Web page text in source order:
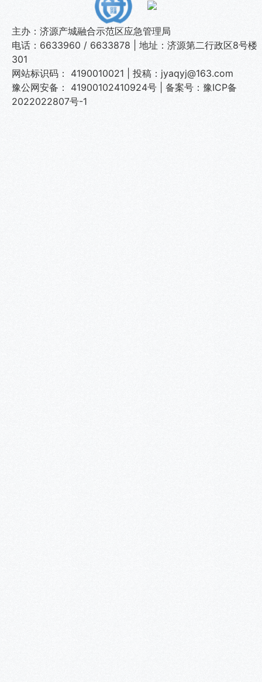
主办：济源产城融合示范区应急管理局
电话：6633960 / 6633878 | 地址：济源第二行政区8号楼
301
网站标识码： 4190010021 | 投稿：jyaqyj@163.com
豫公网安备： 41900102410924号
备案号：豫ICP备
2022022807号-1